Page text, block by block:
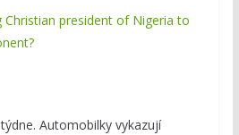
president of Nigeria to
Automobilky vykazují